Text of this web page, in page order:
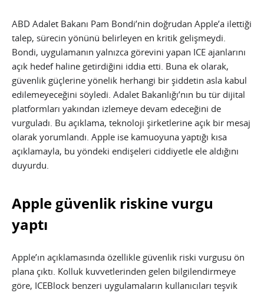
ABD Adalet Bakanı Pam Bondi’nin doğrudan Apple’a ilettiği
talep, sürecin yönünü belirleyen en kritik gelişmeydi.
Bondi, uygulamanın yalnızca görevini yapan ICE ajanlarını
açık hedef haline getirdiğini iddia etti. Buna ek olarak,
güvenlik güçlerine yönelik herhangi bir şiddetin asla kabul
edilemeyeceğini söyledi. Adalet Bakanlığı’nın bu tür dijital
platformları yakından izlemeye devam edeceğini de
vurguladı. Bu açıklama, teknoloji şirketlerine açık bir mesaj
olarak yorumlandı. Apple ise kamuoyuna yaptığı kısa
açıklamayla, bu yöndeki endişeleri ciddiyetle ele aldığını
duyurdu.
Apple güvenlik riskine vurgu
yaptı
Apple’ın açıklamasında özellikle güvenlik riski vurgusu ön
plana çıktı. Kolluk kuvvetlerinden gelen bilgilendirmeye
göre, ICEBlock benzeri uygulamaların kullanıcıları teşvik